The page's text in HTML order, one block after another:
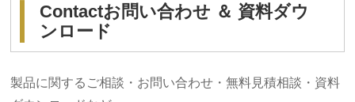
Contactお問い合わせ ＆ 資料ダウ
ンロード
製品に関するご相談・お問い合わせ・無料見積相談・資料